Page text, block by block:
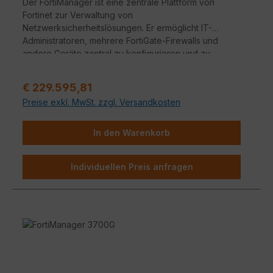
Der FortiManager ist eine zentrale Plattform von
Fortinet zur Verwaltung von
Netzwerksicherheitslösungen. Er ermöglicht IT-
Administratoren, mehrere FortiGate-Firewalls und
andere Geräte zentral zu konfigurieren und zu
Regulärer Preis:
€ 229.595,81
Preise exkl. MwSt. zzgl. Versandkosten
In den Warenkorb
Individuellen Preis anfragen